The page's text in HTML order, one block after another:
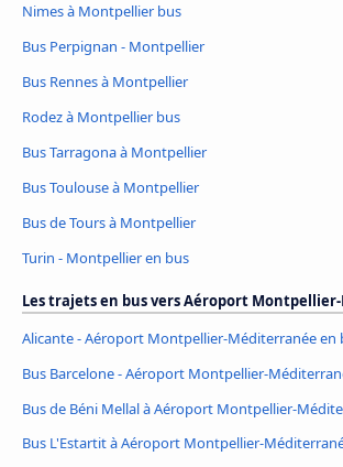
Nimes à Montpellier bus
Bus Perpignan - Montpellier
Bus Rennes à Montpellier
Rodez à Montpellier bus
Bus Tarragona à Montpellier
Bus Toulouse à Montpellier
Bus de Tours à Montpellier
Turin - Montpellier en bus
Les trajets en bus vers Aéroport
Alicante - Aéroport Montpellier-Méditerranée en
Bus Barcelone - Aéroport Montpellier-
Bus de Béni Mellal à Aéroport Montpellier-
Bus L'Estartit à Aéroport Montpellier-